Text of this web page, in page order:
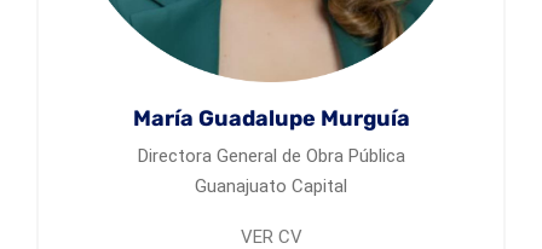
María Guadalupe Murguía
Directora General de Obra Pública
Guanajuato Capital
VER CV